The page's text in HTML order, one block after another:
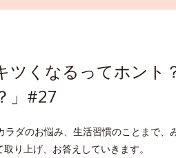
ツくなるってホント
」#27
ラダのお悩み、生活習慣のことまで
り上げ、お答えしていきます。